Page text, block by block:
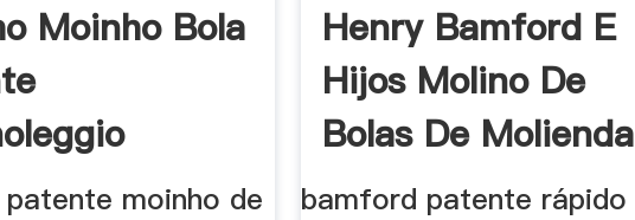
Moinho Bola
Di ...moinho de
Henry Bamford E
Hijos Molino De
Bolas De Molienda
Rapida
bamford patente rápido